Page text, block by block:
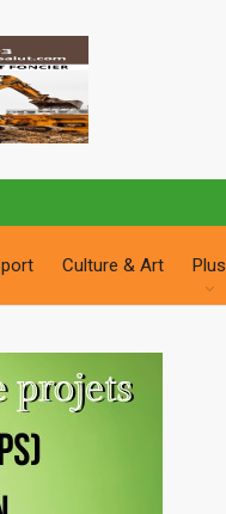
Culture & Art Plus